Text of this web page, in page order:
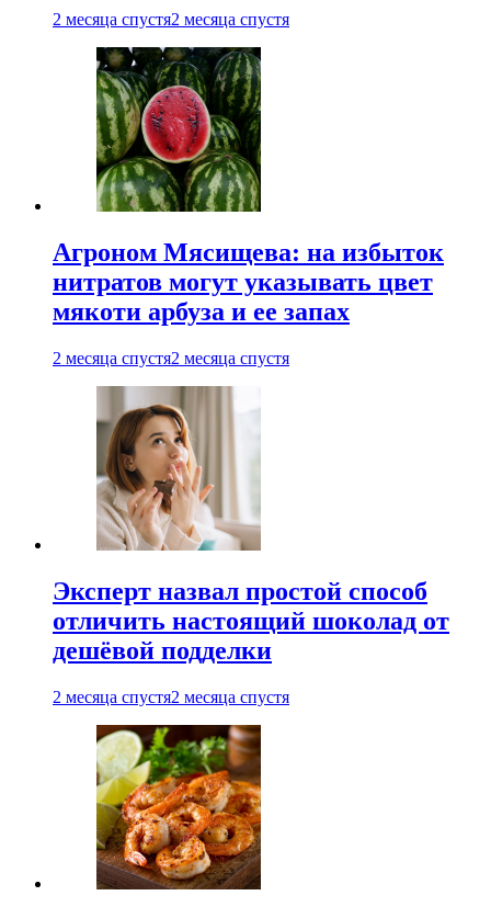
2 месяца спустя2 месяца спустя
Агроном Мясищева: на избыток
нитратов могут указывать цвет
мякоти арбуза и ее запах
2 месяца спустя2 месяца спустя
Эксперт назвал простой способ
отличить настоящий шоколад от
дешёвой подделки
2 месяца спустя2 месяца спустя